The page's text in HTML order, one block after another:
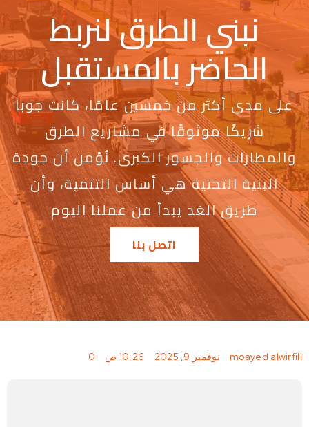
نبني الطرق لنربط
الحاضر بالمستقبل
على مدى أكثر من خمسين عامًا، كانت جوبا
شريكًا موثوقًا في مشاريع الطرق
والمطارات والجسور الكبرى. نُؤمن أن جودة
البنية التحتية هي أساس التنمية، وأن
طريق الغد يبدأ من عملنا اليوم
اتصل بنا
moayed alwirfili نوفمبر 9, 2025 10:26 ص 0